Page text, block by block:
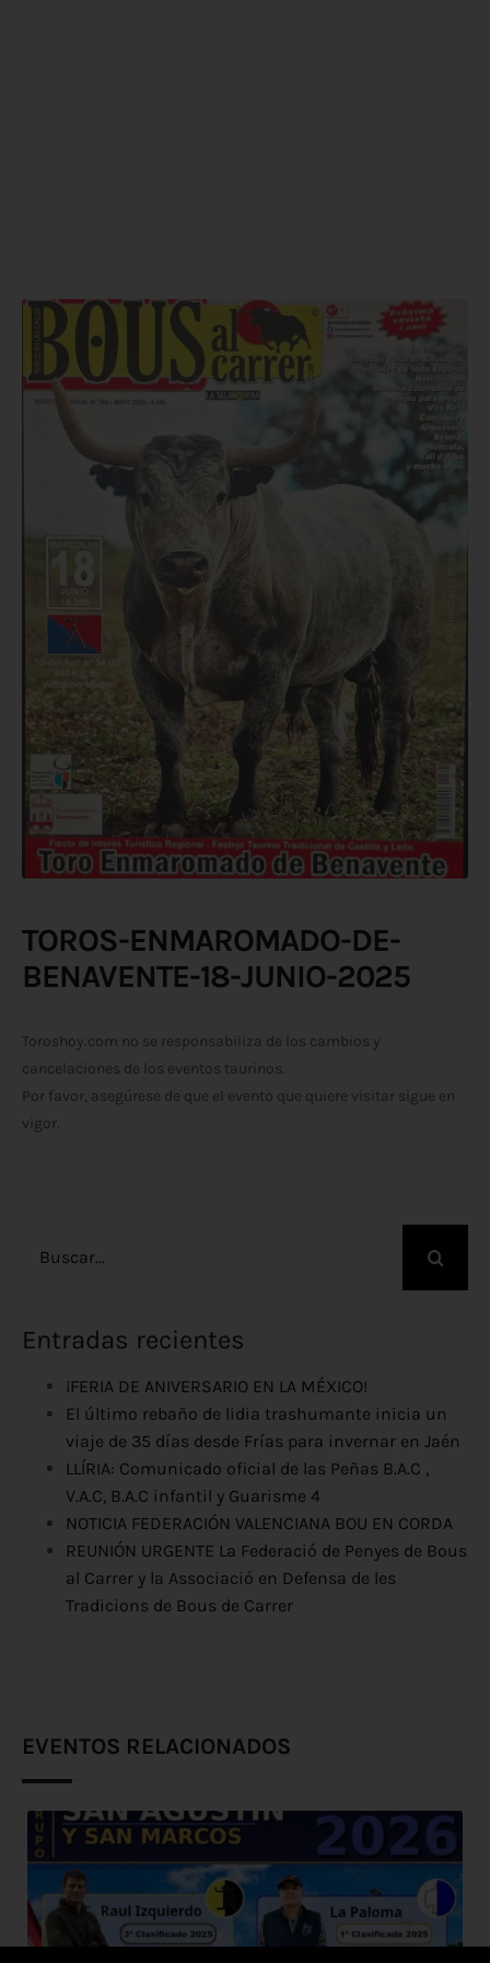
TOROS-ENMAROMADO-DE-
BENAVENTE-18-JUNIO-2025
Toroshoy.com no se responsabiliza de los cambios y
cancelaciones de los eventos taurinos.
Por favor, asegúrese de que el evento que quiere visitar sigue en
vigor.
Entradas recientes
¡FERIA DE ANIVERSARIO EN LA MÉXICO!
El último rebaño de lidia trashumante inicia un
viaje de 35 días desde Frías para invernar en Jaén
LLÍRIA: Comunicado oficial de las Peñas B.A.C ,
V.A.C, B.A.C infantil y Guarisme 4
NOTICIA FEDERACIÓN VALENCIANA BOU EN CORDA
REUNIÓN URGENTE La Federació de Penyes de Bous
al Carrer y la Associació en Defensa de les
Tradicions de Bous de Carrer
EVENTOS RELACIONADOS